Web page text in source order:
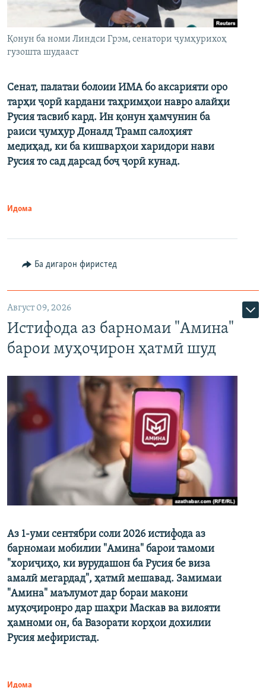
Қонун ба номи Линдси Грэм, сенатори ҷумҳурихоҳ
гузошта шудааст
Сенат, палатаи болоии ИМА бо аксарияти оро
тарҳи ҷорӣ кардани таҳримҳои навро алайҳи
Русия тасвиб кард. Ин қонун ҳамчунин ба
раиси ҷумҳур Доналд Трамп салоҳият
медиҳад, ки ба кишварҳои харидори нави
Русия то сад дарсад боҷ ҷорӣ кунад.
Идома
Ба дигарон фиристед
Август 09, 2026
Истифода аз барномаи "Амина"
барои муҳоҷирон ҳатмӣ шуд
Аз 1-уми сентябри соли 2026 истифода аз
барномаи мобилии "Амина" барои тамоми
"хориҷиҳо, ки вурудашон ба Русия бе виза
амалӣ мегардад", ҳатмӣ мешавад. Замимаи
"Амина" маълумот дар бораи макони
муҳоҷиронро дар шаҳри Маскав ва вилояти
ҳамноми он, ба Вазорати корҳои дохилии
Русия мефиристад.
Идома